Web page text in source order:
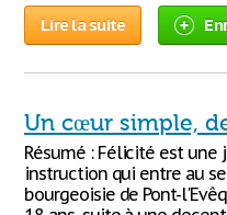
Lire la suite
Un cœur simple,
Résumé : Félicité est une
instruction qui entre au
bourgeoisie de Pont-